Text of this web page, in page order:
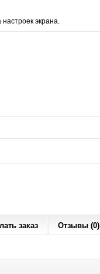
экрана.
заказ Отзывы (0)